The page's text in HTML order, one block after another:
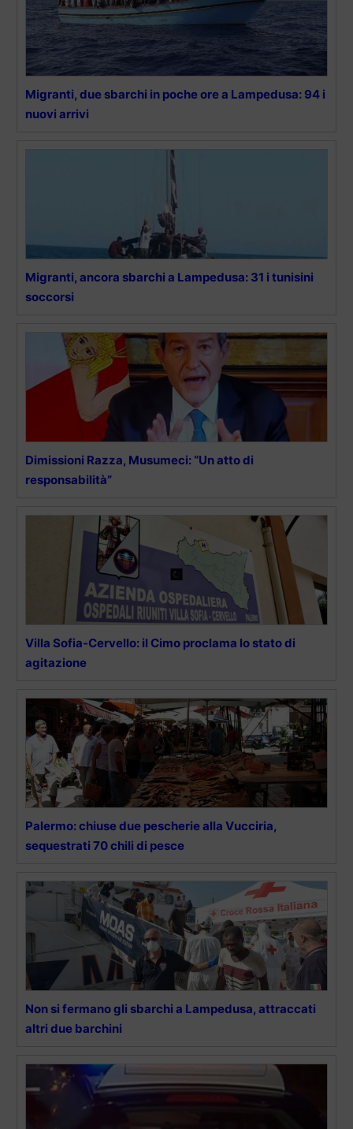
Migranti, due sbarchi in poche ore a Lampedusa: 94 i
nuovi arrivi
Migranti, ancora sbarchi a Lampedusa: 31 i tunisini
soccorsi
Dimissioni Razza, Musumeci: “Un atto di
responsabilità”
Villa Sofia-Cervello: il Cimo proclama lo stato di
agitazione
Palermo: chiuse due pescherie alla Vucciria,
sequestrati 70 chili di pesce
Non si fermano gli sbarchi a Lampedusa, attraccati
altri due barchini